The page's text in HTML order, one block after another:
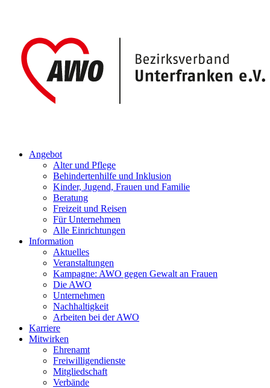
Angebot
Alter und Pflege
Behindertenhilfe und Inklusion
Kinder, Jugend, Frauen und Familie
Beratung
Freizeit und Reisen
Für Unternehmen
Alle Einrichtungen
Information
Aktuelles
Veranstaltungen
Kampagne: AWO gegen Gewalt an Frauen
Die AWO
Unternehmen
Nachhaltigkeit
Arbeiten bei der AWO
Karriere
Mitwirken
Ehrenamt
Freiwilligendienste
Mitgliedschaft
Verbände